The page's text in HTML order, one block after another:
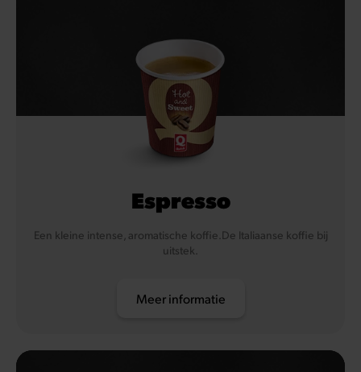
Espresso
Een kleine intense, aromatische koffie.De Italiaanse koffie bij
uitstek.
Meer informatie